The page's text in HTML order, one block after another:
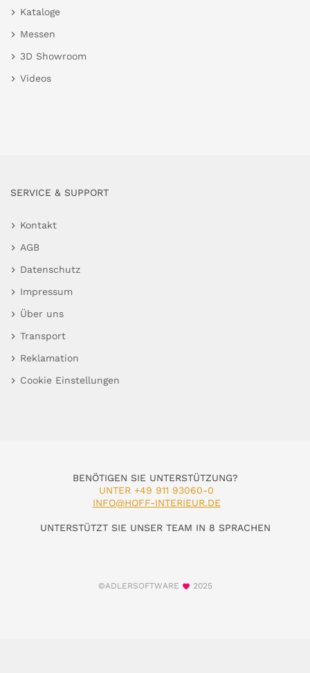
Kataloge
Messen
3D Showroom
Videos
SERVICE & SUPPORT
Kontakt
AGB
Datenschutz
Impressum
Über uns
Transport
Reklamation
Cookie Einstellungen
BENÖTIGEN SIE UNTERSTÜTZUNG?
UNTER +49 911 93060-0
INFO@HOFF-INTERIEUR.DE
UNTERSTÜTZT SIE UNSER TEAM IN 8 SPRACHEN
©ADLERSOFTWARE 2025